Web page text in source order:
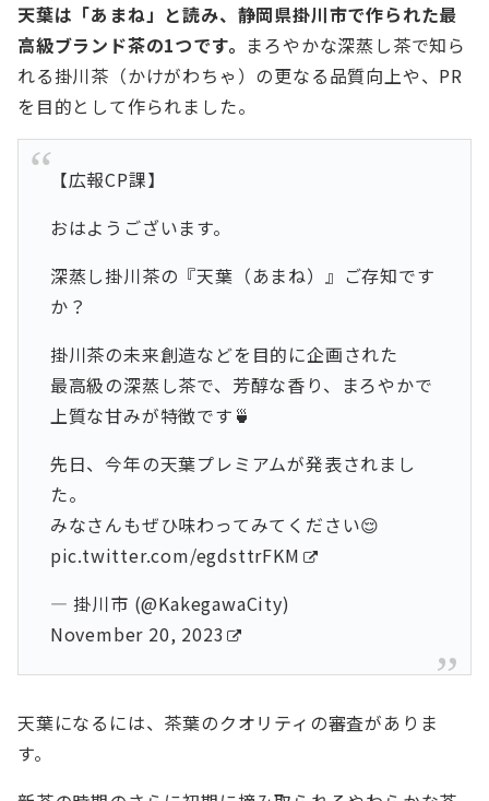
天葉は「あまね」と読み、静岡県掛川市で作られた最
高級ブランド茶の1つです。 まろやかな深蒸し茶で知ら
れる掛川茶（かけがわちゃ）の更なる品質向上や、PR
を目的として作られました。
【広報CP課】
おはようございます。
深蒸し掛川茶の『天葉（あまね）』ご存知です
か？
掛川茶の未来創造などを目的に企画された
最高級の深蒸し茶で、芳醇な香り、まろやかで
上質な甘みが特徴です🍵
先日、今年の天葉プレミアムが発表されまし
た。
みなさんもぜひ味わってみてください😌
pic.twitter.com/egdsttrFKM
— 掛川市 (@KakegawaCity)
November 20, 2023
天葉になるには、茶葉のクオリティの審査がありま
す。